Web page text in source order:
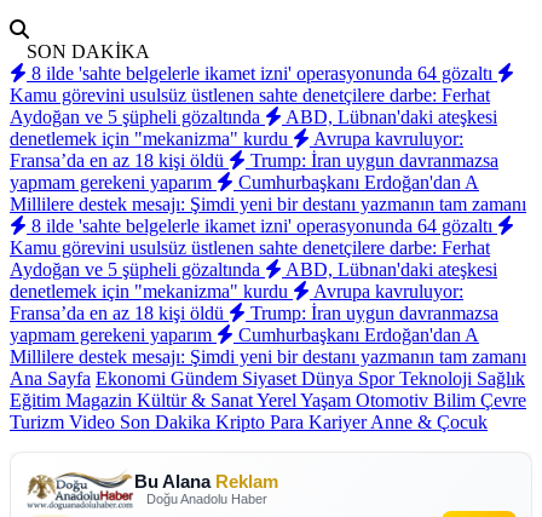
SON DAKİKA
8 ilde 'sahte belgelerle ikamet izni' operasyonunda 64 gözaltı
Kamu görevini usulsüz üstlenen sahte denetçilere darbe: Ferhat
Aydoğan ve 5 şüpheli gözaltında
ABD, Lübnan'daki ateşkesi
denetlemek için "mekanizma" kurdu
Avrupa kavruluyor:
Fransa’da en az 18 kişi öldü
Trump: İran uygun davranmazsa
yapmam gerekeni yaparım
Cumhurbaşkanı Erdoğan'dan A
Millilere destek mesajı: Şimdi yeni bir destanı yazmanın tam zamanı
8 ilde 'sahte belgelerle ikamet izni' operasyonunda 64 gözaltı
Kamu görevini usulsüz üstlenen sahte denetçilere darbe: Ferhat
Aydoğan ve 5 şüpheli gözaltında
ABD, Lübnan'daki ateşkesi
denetlemek için "mekanizma" kurdu
Avrupa kavruluyor:
Fransa’da en az 18 kişi öldü
Trump: İran uygun davranmazsa
yapmam gerekeni yaparım
Cumhurbaşkanı Erdoğan'dan A
Millilere destek mesajı: Şimdi yeni bir destanı yazmanın tam zamanı
Ana Sayfa Ekonomi Gündem Siyaset Dünya SporTeknoloji Sağlık
Eğitim Magazin Kültür & SanatYerel Yaşam Otomotiv Bilim Çevre
Turizm Video Son Dakika Kripto Para KariyerAnne & Çocuk
Bu Alana Reklam
Doğu Anadolu Haber